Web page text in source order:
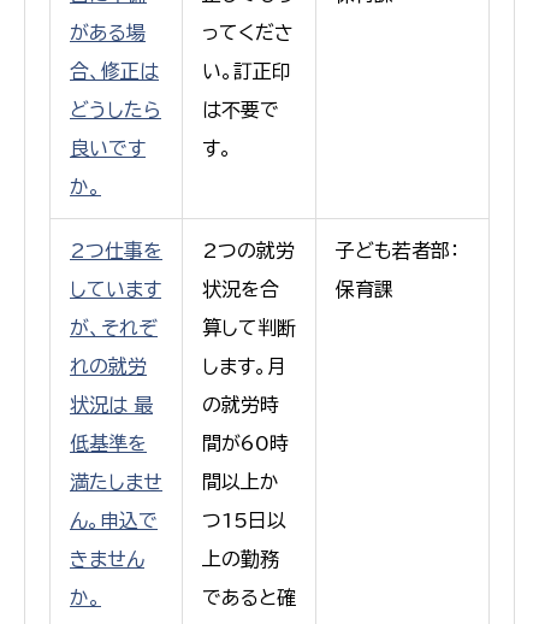
がある場
合、修正は
どうしたら
良いです
か。
ってくださ
い。訂正印
は不要で
す。
2つ仕事を
しています
が、それぞ
れの就労
状況は 最
低基準を
満たしませ
ん。申込で
きません
か。
2つの就労
状況を合
算して判断
します。月
の就労時
間が60時
間以上か
つ15日以
上の勤務
であると確
子ども若者部：
保育課